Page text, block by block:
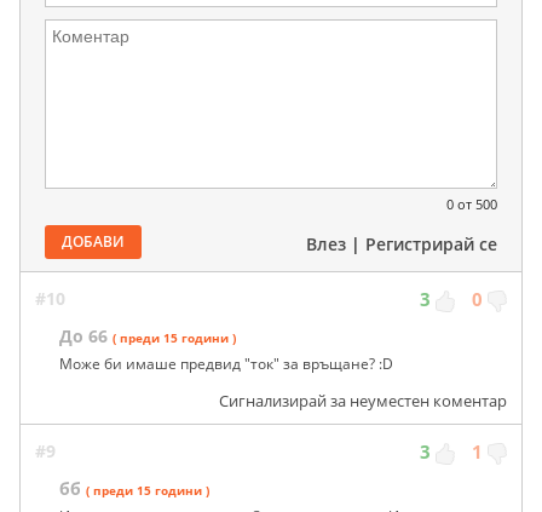
0 от 500
ДОБАВИ Влез | Регистрирай се
#10 3 0
До 66 ( преди 15 години )
Може би имаше предвид "ток" за връщане? :D
Сигнализирай за неуместен коментар
#9 3 1
бб ( преди 15 години )